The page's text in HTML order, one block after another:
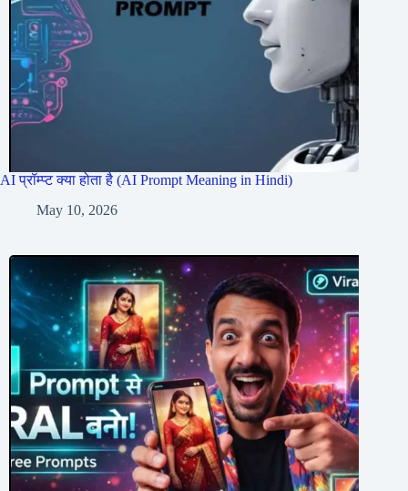
AI प्रॉम्प्ट क्या होता है (AI Prompt Meaning in Hindi)
May 10, 2026